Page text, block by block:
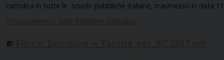
cattolica in tutte le scuole pubbliche italiane, trasmesso in data
l’Insegnamento della Religione Cattolica:
Elenco_Discipline_e_Facoltà_per_IRC.2017.pdf